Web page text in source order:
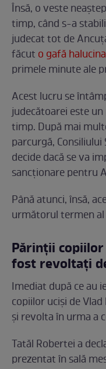
Însă, o veste
timp, când s-a
judecat tot de
făcut o gafă
primele minute ale
Acest lucru se
judecătoarei este
timp. După mai
parcurgă,
decide dacă se va
sancționare pentru
Până atunci, însă,
următorul termen al
Părinții copiilor
fost revoltați
Imediat după ce au
copiilor uciși de
și revolta în urma a
Tatăl Robertei a
prezentat în sală